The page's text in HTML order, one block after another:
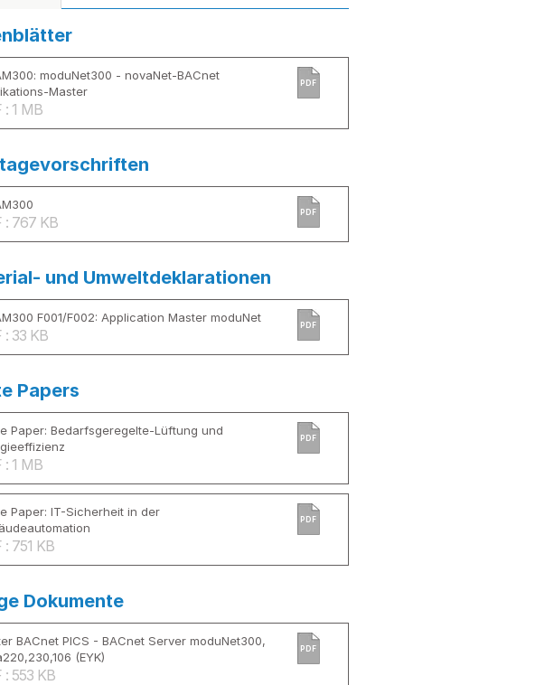
moduNet300 - novaNet-BACnet
Master
: 1 MB
PDF
: 767 KB
PDF
und Umweltdeklarationen
F001/F002: Application Master moduNet
: 33 KB
PDF
Papers
Paper: Bedarfsgeregelte-Lüftung und
: 1 MB
PDF
Paper: IT-Sicherheit in der
: 751 KB
PDF
Dokumente
BACnet PICS - BACnet Server moduNet300,
(EYK)
: 553 KB
PDF